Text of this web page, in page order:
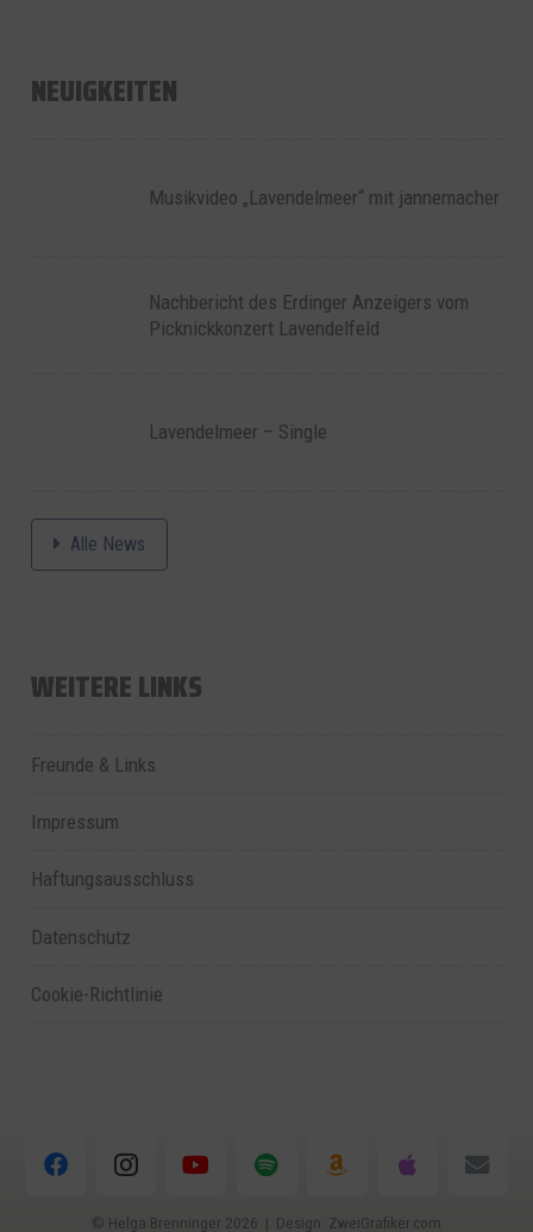
NEUIGKEITEN
Musikvideo „Lavendelmeer“ mit jannemacher
Nachbericht des Erdinger Anzeigers vom
Picknickkonzert Lavendelfeld
Lavendelmeer – Single
Alle News
WEITERE LINKS
Freunde & Links
Impressum
Haftungsausschluss
Datenschutz
Cookie-Richtlinie
© Helga Brenninger 2026 | Design: ZweiGrafiker.com